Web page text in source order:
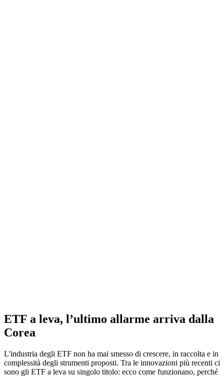
ETF a leva, l’ultimo allarme arriva dalla
Corea
L'industria degli ETF non ha mai smesso di crescere, in raccolta e in
complessità degli strumenti proposti. Tra le innovazioni più recenti ci
sono gli ETF a leva su singolo titolo: ecco come funzionano, perché